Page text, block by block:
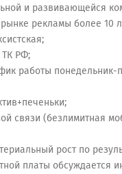
и развивающейся
рекламы более 10
РФ;
работы понедельник-
связи (безлимитная
рост по
платы обсуждается